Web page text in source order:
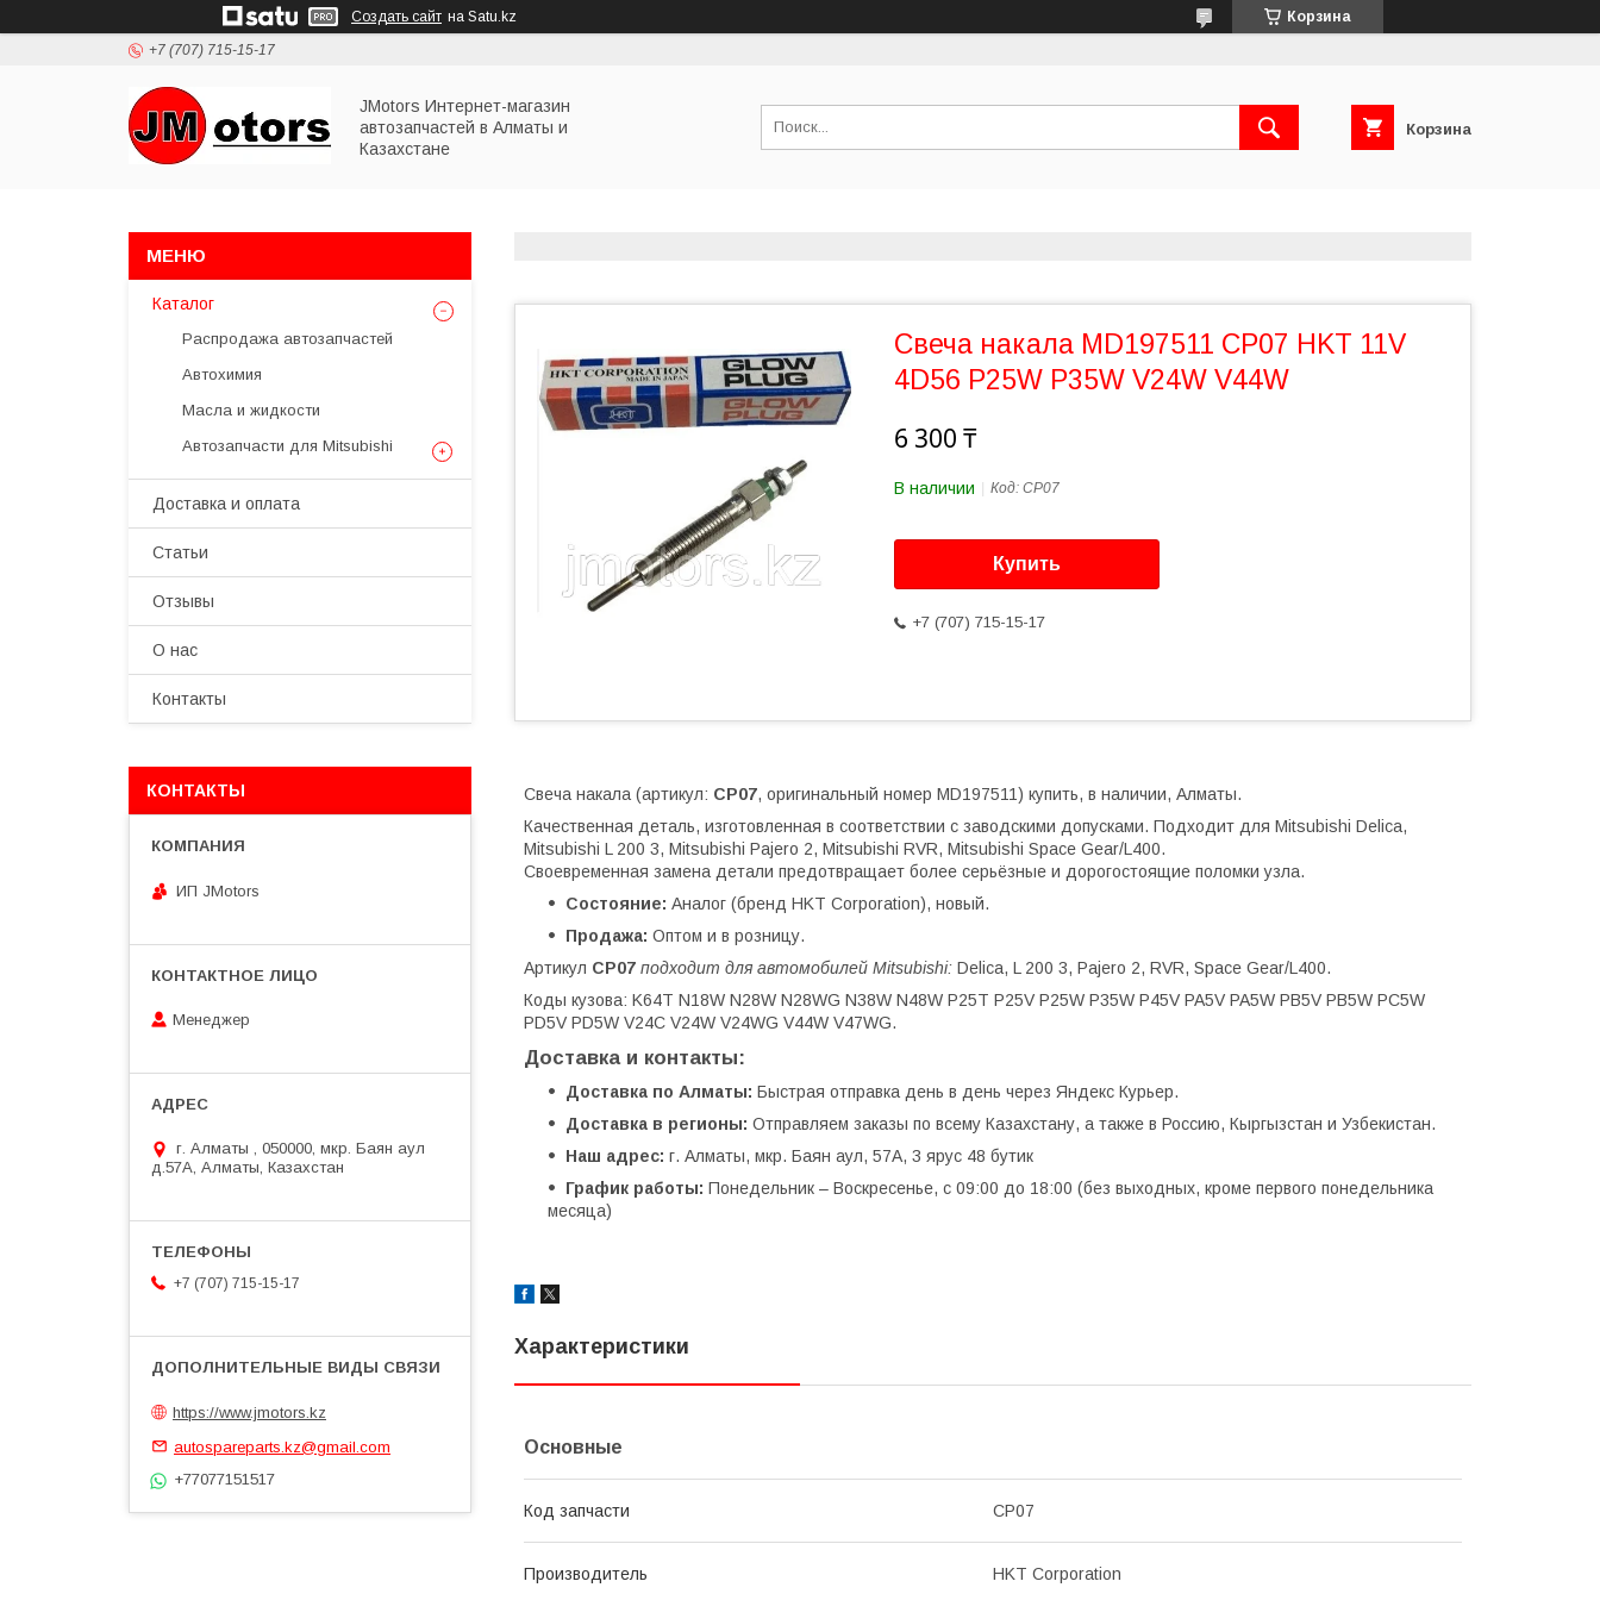
Создать сайт на Satu.kz Корзина
+7 (707) 715-15-17
JMotors Интернет-магазин
автозапчастей в Алматы и
Казахстане
Корзина
Свеча накала MD197511 CP07 HKT 11V
4D56 P25W P35W V24W V44W
6 300 ₸
В наличии Код: CP07
Купить
+7 (707) 715-15-17
Свеча накала (артикул: CP07, оригинальный номер MD197511) купить, в наличии, Алматы.
Качественная деталь, изготовленная в соответствии с заводскими допусками. Подходит для Mitsubishi Delica,
Mitsubishi L 200 3, Mitsubishi Pajero 2, Mitsubishi RVR, Mitsubishi Space Gear/L400.
Своевременная замена детали предотвращает более серьёзные и дорогостоящие поломки узла.
Состояние: Аналог (бренд HKT Corporation), новый.
Продажа: Оптом и в розницу.
Артикул CP07 подходит для автомобилей Mitsubishi: Delica, L 200 3, Pajero 2, RVR, Space Gear/L400.
Коды кузова: K64T N18W N28W N28WG N38W N48W P25T P25V P25W P35W P45V PA5V PA5W PB5V PB5W PC5W
PD5V PD5W V24C V24W V24WG V44W V47WG.
Доставка и контакты:
Доставка по Алматы: Быстрая отправка день в день через Яндекс Курьер.
Доставка в регионы: Отправляем заказы по всему Казахстану, а также в Россию, Кыргызстан и Узбекистан.
Наш адрес: г. Алматы, мкр. Баян аул, 57А, 3 ярус 48 бутик
График работы: Понедельник – Воскресенье, с 09:00 до 18:00 (без выходных, кроме первого понедельника
месяца)
Характеристики
Основные
Код запчасти CP07
Производитель HKT Corporation
Каталог
Распродажа автозапчастей
Автохимия
Масла и жидкости
Автозапчасти для Mitsubishi
Доставка и оплата
Статьи
Отзывы
О нас
Контакты
КОНТАКТЫ
ИП JMotors
Менеджер
г. Алматы , 050000, мкр. Баян аул
д.57А, Алматы, Казахстан
+7 (707) 715-15-17
https://www.jmotors.kz
autospareparts.kz@gmail.com
+77077151517